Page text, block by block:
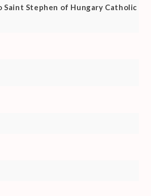
Saint Stephen of Hungary Catholic